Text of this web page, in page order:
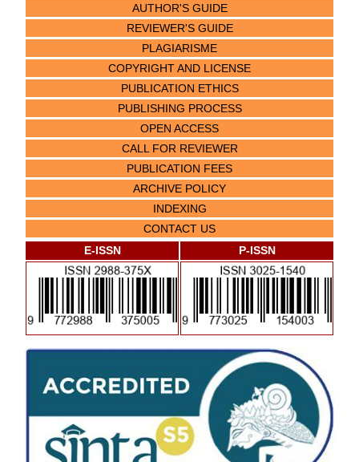
AUTHOR'S GUIDE
REVIEWER'S GUIDE
PLAGIARISME
COPYRIGHT AND LICENSE
PUBLICATION ETHICS
PUBLISHING PROCESS
OPEN ACCESS
CALL FOR REVIEWER
PUBLICATION FEES
ARCHIVE POLICY
INDEXING
CONTACT US
E-ISSN
P-ISSN